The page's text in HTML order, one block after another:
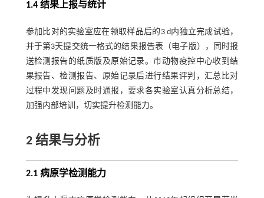
1.4 结果上报与统计
参加比对的实验室应在领取样品后的3 d内独立完成试验，
并于第3天提交统一格式的结果报告表（电子版），同时报
送检测报告的纸质版及原始记录。市动物疫控中心收到结
果报告、检测报告、原始记录后进行结果评判，汇总比对
过程中发现问题及时通报，要求各实验室认真分析总结，
加强内部培训，切实提升检测能力。
2 结果与分析
2.1 病原学检测能力